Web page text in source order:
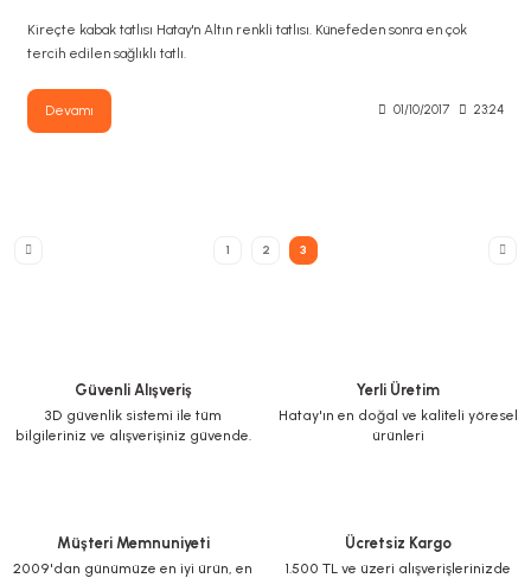
Kireçte kabak tatlısı Hatay'n Altın renkli tatlısı. Künefeden sonra en çok
tercih edilen sağlıklı tatlı.
Devamı 01/10/2017 23:24
1 2 3
Güvenli Alışveriş
3D güvenlik sistemi ile tüm
bilgileriniz ve alışverişiniz güvende.
Yerli Üretim
Hatay'ın en doğal ve kaliteli yöresel
ürünleri
Müşteri Memnuniyeti
2009'dan günümüze en iyi ürün, en
Ücretsiz Kargo
1.500 TL ve üzeri alışverişlerinizde